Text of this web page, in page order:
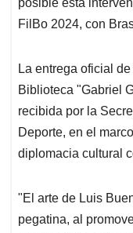
posible esta
FilBo 2024, con
La entrega oficial
Biblioteca "Gabriel
recibida por la
Deporte, en el
diplomacia cultural
"El arte de Luis
pegatina, al